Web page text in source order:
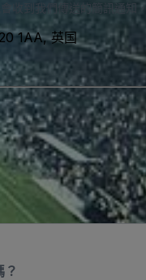
會收到我們傳送的簡訊通知
1AA, 英国
？